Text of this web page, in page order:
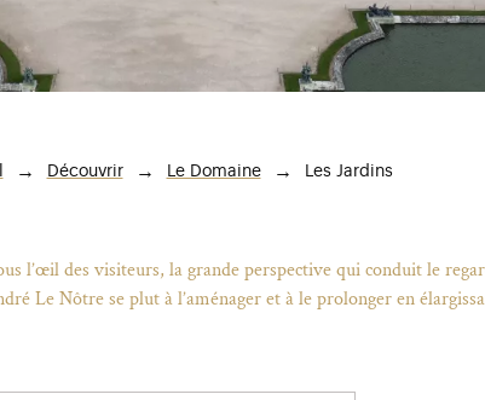
Fil d'Ariane
Découvrir Le Domaine Les Jardins
l’œil des visiteurs, la grande perspective qui conduit le
Le Nôtre se plut à l’aménager et à le prolonger en